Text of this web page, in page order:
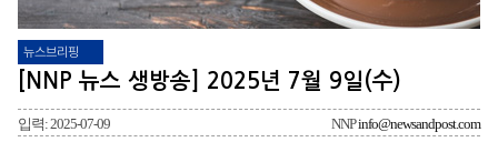
뉴스브리핑
[NNP 뉴스 생방송] 2025년 7월 9일(수)
입력: 2025-07-09 NNPinfo@newsandpost.com